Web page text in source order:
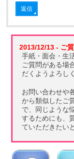
返信
2013/12/13 - ご
手紙・面会・生
ご質問がある場
だくようよろし
お問い合わせや
から類似したご
で、同じような
するためにも、
ていただきたい